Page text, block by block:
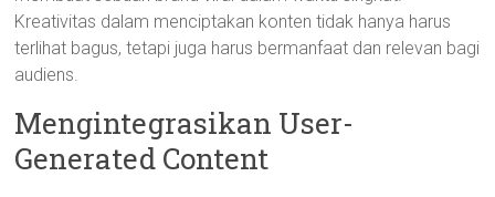
Kreativitas dalam menciptakan konten tidak hanya harus
terlihat bagus, tetapi juga harus bermanfaat dan relevan bagi
audiens.
Mengintegrasikan User-
Generated Content